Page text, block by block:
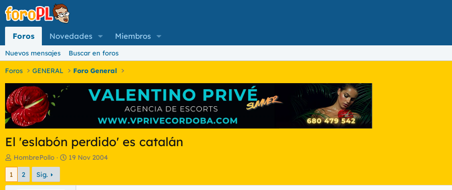
Foros Novedades Miembros
Nuevos mensajes Buscar en foros
Foros GENERAL Foro General
El 'eslabón perdido' es catalán
I
n
c
HombrePollo
F
h
19 Nov 2004
1 2 Sig.